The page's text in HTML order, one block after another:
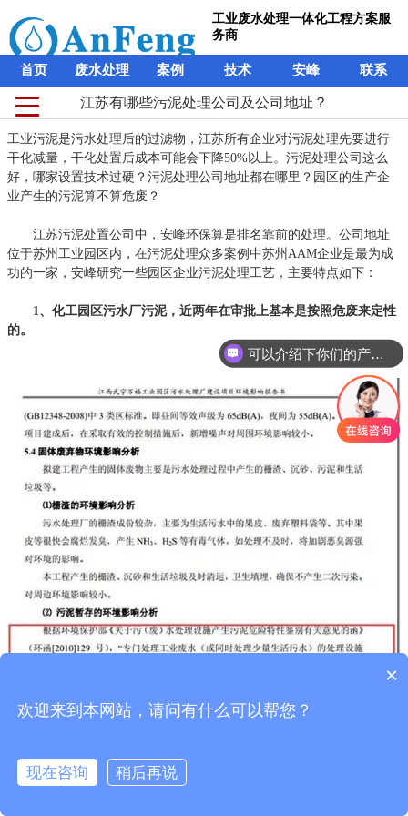
工业废水处理一体化工程方案服
务商
首页 废水处理 案例 技术 安峰 联系
江苏有哪些污泥处理公司及公司地址？
工业污泥是污水处理后的过滤物，江苏所有企业对污泥处理先要进行
干化减量，干化处置后成本可能会下降50%以上。污泥处理公司这么
好，哪家设置技术过硬？污泥处理公司地址都在哪里？园区的生产企
业产生的污泥算不算危废？
江苏污泥处置公司中，安峰环保算是排名靠前的处理。公司地址
位于苏州工业园区内，在污泥处理众多案例中苏州AAM企业是最为成
功的一家，安峰研究一些园区企业污泥处理工艺，主要特点如下：
1、化工园区污水厂污泥，近两年在审批上基本是按照危废来定性
的。
2、化工废水处理产生的物化污泥和生化污泥。
可以介绍下你们的产品么？
×
欢迎来到本网站，请问有什么可以帮您？
现在咨询 稍后再说